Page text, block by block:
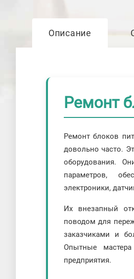
Описание
Ремонт
Ремонт блоков
довольно часто.
оборудования.
параметров,
электроники,
Их внезапный
поводом для
заказчиками и
Опытные
предприятия.